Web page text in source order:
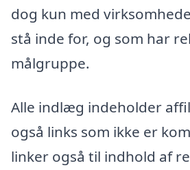
dog kun med
stå inde for, og som har
målgruppe.
Alle indlæg indeholder
også links som ikke er
linker også til indhold af